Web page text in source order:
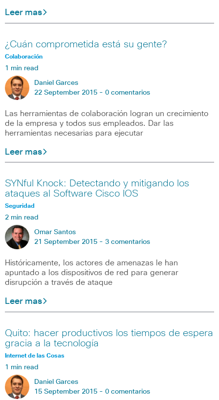
Leer mas
¿Cuán comprometida está su gente?
Colaboración
1 min read
Daniel Garces
22 September 2015 - 0 comentarios
Las herramientas de colaboración logran un crecimiento
de la empresa y todos sus empleados. Dar las
herramientas necesarias para ejecutar
Leer mas
SYNful Knock: Detectando y mitigando los
ataques al Software Cisco IOS
Seguridad
2 min read
Omar Santos
21 September 2015 - 3 comentarios
Históricamente, los actores de amenazas le han
apuntado a los dispositivos de red para generar
disrupción a través de ataque
Leer mas
Quito: hacer productivos los tiempos de espera
gracia a la tecnología
Internet de las Cosas
1 min read
Daniel Garces
15 September 2015 - 0 comentarios